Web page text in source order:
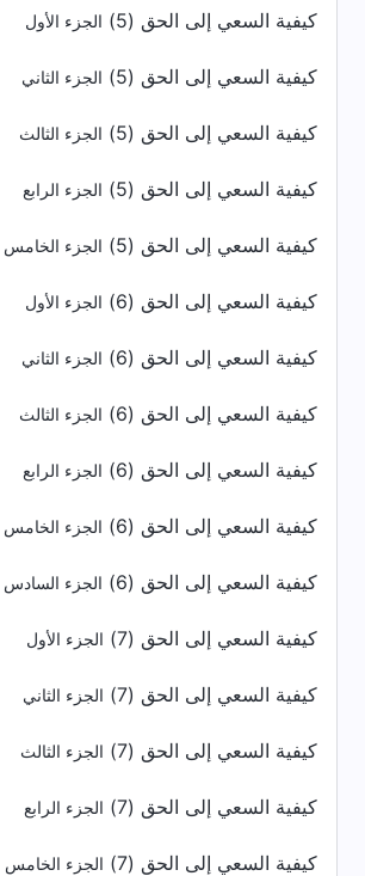
كيفية السعي إلى الحق (5) الجزء الأول
كيفية السعي إلى الحق (5) الجزء الثاني
كيفية السعي إلى الحق (5) الجزء الثالث
كيفية السعي إلى الحق (5) الجزء الرابع
كيفية السعي إلى الحق (5) الجزء الخامس
كيفية السعي إلى الحق (6) الجزء الأول
كيفية السعي إلى الحق (6) الجزء الثاني
كيفية السعي إلى الحق (6) الجزء الثالث
كيفية السعي إلى الحق (6) الجزء الرابع
كيفية السعي إلى الحق (6) الجزء الخامس
كيفية السعي إلى الحق (6) الجزء السادس
كيفية السعي إلى الحق (7) الجزء الأول
كيفية السعي إلى الحق (7) الجزء الثاني
كيفية السعي إلى الحق (7) الجزء الثالث
كيفية السعي إلى الحق (7) الجزء الرابع
كيفية السعي إلى الحق (7) الجزء الخامس